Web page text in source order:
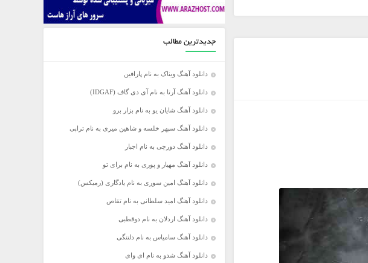
جدیدترین مطالب
دانلود آهنگ ویناک به نام پارافین
دانلود آهنگ آرتا به نام آی دی گاف (IDGAF)
دانلود آهنگ شایان یو به نام بزار برو
دانلود آهنگ سپهر خلسه و شاهین میری به نام تراپی
دانلود آهنگ دورچی به نام اجبار
دانلود آهنگ مهیار و پوری به نام برای تو
دانلود آهنگ امین سوری به نام یادگاری (رمیکس)
دانلود آهنگ امید سلطانی به نام تقاص
دانلود آهنگ اردلان به نام دوقطبی
دانلود آهنگ سامیاس به نام دلتنگی
دانلود آهنگ شدو به نام ای وای